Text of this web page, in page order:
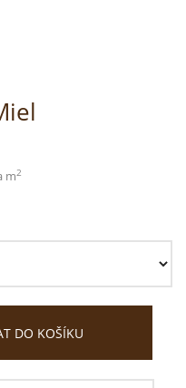
m2
DO KOŠÍKU